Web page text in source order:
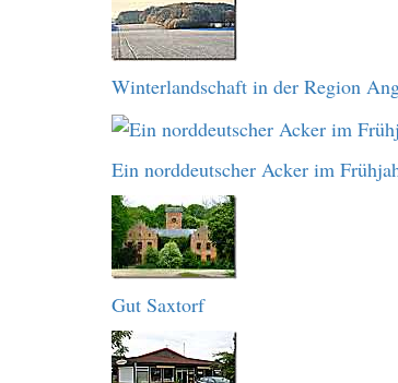
Winterlandschaft in der Region
Ein norddeutscher Acker im
Gut Saxtorf